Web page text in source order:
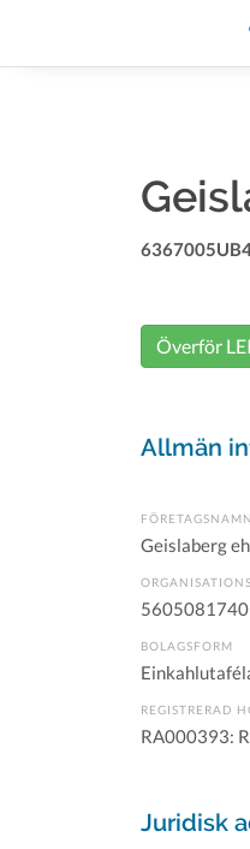
Överför LEI
Allmän
FÖRETAGSNAMN
Geislaberg
5605081740
BOLAGSFORM
REGISTRERAD
RA000393:
Juridisk